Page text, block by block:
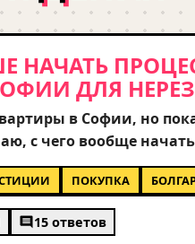
НАЧАТЬ
ДЛЯ
в Софии, но
с чего вообще
и какие риски
юридической чистотой
для
ситуации.
ПОКУПКА
15 ответов